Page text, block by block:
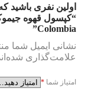
اولین نفری باشید
Colombia”
نشانی ایمیل شما
علامت‌گذاری
امتیاز شما *